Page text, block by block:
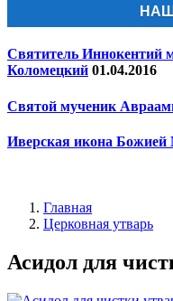
Святитель Иннокентий
Коломецкий 01.04.2016
Святой мученик
Иверская икона Божией
Главная
Церковная утварь
Асидол для